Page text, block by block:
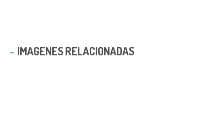
IMAGENES RELACIONADAS